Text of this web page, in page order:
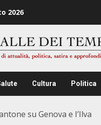
2026
Cultura Politica
su Genova e I’Ilva